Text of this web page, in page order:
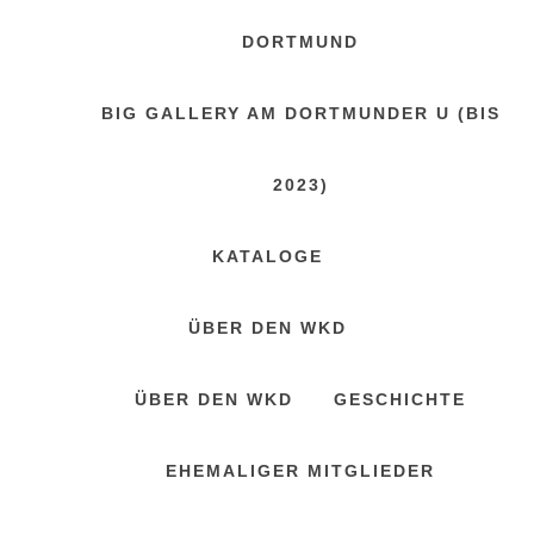
DORTMUND
BIG GALLERY AM DORTMUNDER U (BIS
2023)
KATALOGE
ÜBER DEN WKD
ÜBER DEN WKD GESCHICHTE
EHEMALIGER MITGLIEDER